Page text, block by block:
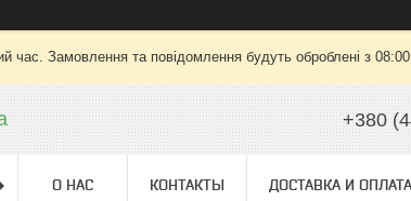
час. Замовлення та повідомлення будуть оброблені з
+380
О НАС КОНТАКТЫ ДОСТАВКА И ОПЛАТА